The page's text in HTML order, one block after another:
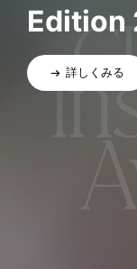
Edition
詳しくみる